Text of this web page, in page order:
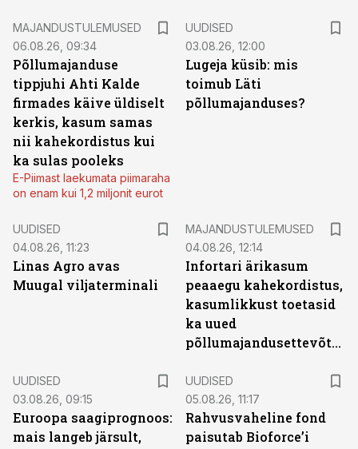
MAJANDUSTULEMUSED
06.08.26, 09:34
Põllumajanduse
tippjuhi Ahti Kalde
firmades käive üldiselt
kerkis, kasum samas
nii kahekordistus kui
ka sulas pooleks
E-Piimast laekumata piimaraha
on enam kui 1,2 miljonit eurot
UUDISED
03.08.26, 12:00
Lugeja küsib: mis
toimub Läti
põllumajanduses?
UUDISED
04.08.26, 11:23
Linas Agro avas
Muugal viljaterminali
MAJANDUSTULEMUSED
04.08.26, 12:14
Infortari ärikasum
peaaegu kahekordistus,
kasumlikkust toetasid
ka uued
põllumajandusettevõtted
UUDISED
03.08.26, 09:15
Euroopa saagiprognoos:
mais langeb järsult,
UUDISED
05.08.26, 11:17
Rahvusvaheline fond
paisutab Bioforce’i